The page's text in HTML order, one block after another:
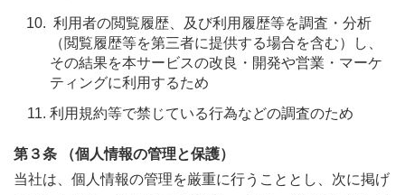
利用者の閲覧履歴、及び利用履歴等を調査・分析
（閲覧履歴等を第三者に提供する場合を含む）し、
その結果を本サービスの改良・開発や営業・マーケ
ティングに利用するため
利用規約等で禁じている行為などの調査のため
第３条 （個人情報の管理と保護）
当社は、個人情報の管理を厳重に行うこととし、次に掲げ